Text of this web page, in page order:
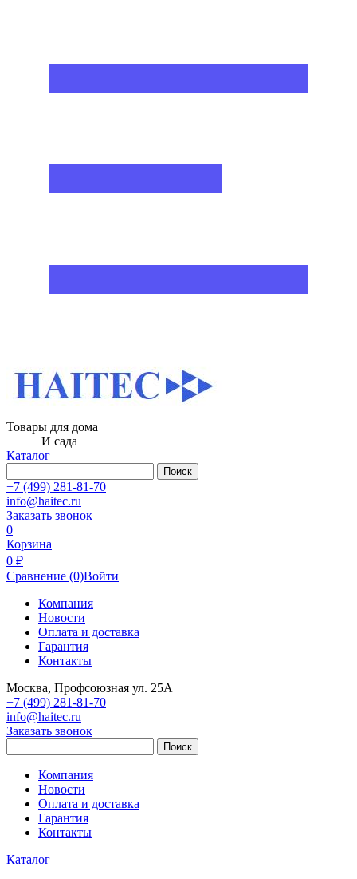
Товары для дома
И сада
Каталог
Поиск
+7 (499) 281-81-70
info@haitec.ru
Заказать звонок
0
Корзина
0 ₽
Сравнение (0)Войти
Компания
Новости
Оплата и доставка
Гарантия
Контакты
Москва, Профсоюзная ул. 25А
+7 (499) 281-81-70
info@haitec.ru
Заказать звонок
Поиск
Компания
Новости
Оплата и доставка
Гарантия
Контакты
Каталог